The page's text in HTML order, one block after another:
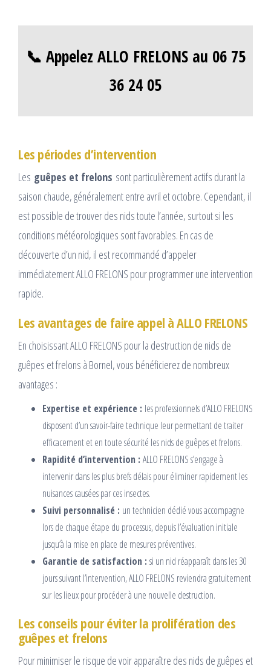
📞 Appelez ALLO FRELONS au 06 75
36 24 05
Les périodes d’intervention
Les guêpes et frelons sont particulièrement actifs durant la
saison chaude, généralement entre avril et octobre. Cependant, il
est possible de trouver des nids toute l’année, surtout si les
conditions météorologiques sont favorables. En cas de
découverte d’un nid, il est recommandé d’appeler
immédiatement ALLO FRELONS pour programmer une intervention
rapide.
Les avantages de faire appel à ALLO FRELONS
En choisissant ALLO FRELONS pour la destruction de nids de
guêpes et frelons à Bornel, vous bénéficierez de nombreux
avantages :
Expertise et expérience : les professionnels d’ALLO FRELONS
disposent d’un savoir-faire technique leur permettant de traiter
efficacement et en toute sécurité les nids de guêpes et frelons.
Rapidité d’intervention : ALLO FRELONS s’engage à
intervenir dans les plus brefs délais pour éliminer rapidement les
nuisances causées par ces insectes.
Suivi personnalisé : un technicien dédié vous accompagne
lors de chaque étape du processus, depuis l’évaluation initiale
jusqu’à la mise en place de mesures préventives.
Garantie de satisfaction : si un nid réapparaît dans les 30
jours suivant l’intervention, ALLO FRELONS reviendra gratuitement
sur les lieux pour procéder à une nouvelle destruction.
Les conseils pour éviter la prolifération des
guêpes et frelons
Pour minimiser le risque de voir apparaître des nids de guêpes et